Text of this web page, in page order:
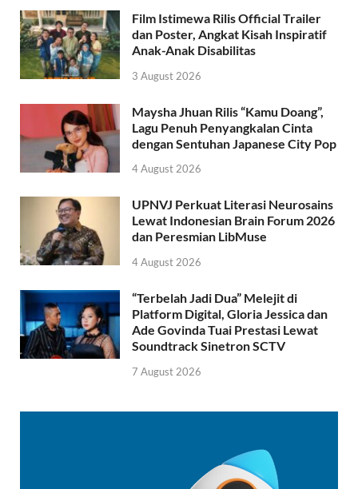
Film Istimewa Rilis Official Trailer
dan Poster, Angkat Kisah Inspiratif
Anak-Anak Disabilitas
3 August 2026
Maysha Jhuan Rilis “Kamu Doang”,
Lagu Penuh Penyangkalan Cinta
dengan Sentuhan Japanese City Pop
4 August 2026
UPNVJ Perkuat Literasi Neurosains
Lewat Indonesian Brain Forum 2026
dan Peresmian LibMuse
4 August 2026
“Terbelah Jadi Dua” Melejit di
Platform Digital, Gloria Jessica dan
Ade Govinda Tuai Prestasi Lewat
Soundtrack Sinetron SCTV
7 August 2026